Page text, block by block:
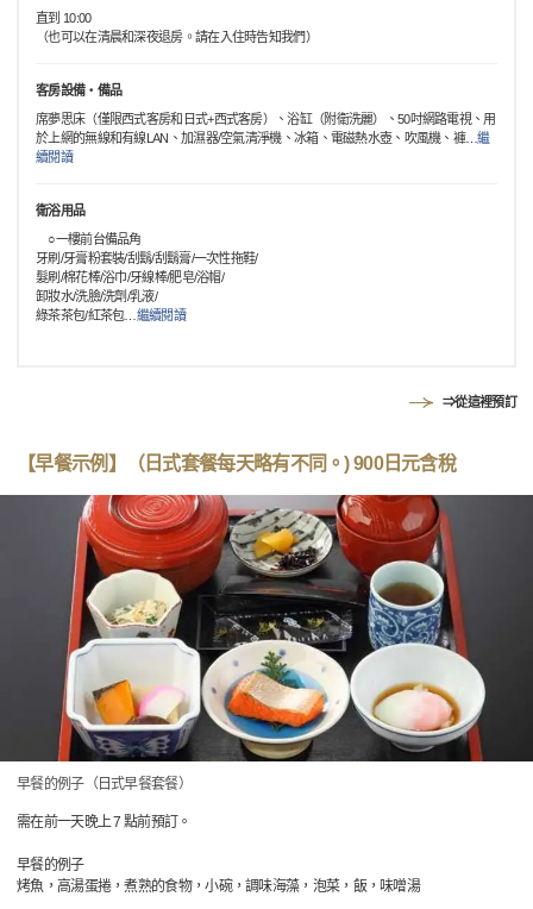
直到 10:00
（也可以在清晨和深夜退房。請在入住時告知我們）
客房設備・備品
席夢思床（僅限西式客房和日式+西式客房）、浴缸（附衛洗麗）、50吋網路電視、用
於上網的無線和有線LAN、加濕器/空氣清淨機、冰箱、電磁熱水壺、吹風機、褲…繼
續閱讀
衛浴用品
○一樓前台備品角
牙刷/牙膏粉套裝/刮鬍/刮鬍膏/一次性拖鞋/
髮刷/棉花棒/浴巾/牙線棒/肥皂/浴帽/
卸妝水/洗臉/洗劑/乳液/
綠茶茶包/紅茶包… 繼續閱讀
⇒從這裡預訂
【早餐示例】（日式套餐每天略有不同。) 900日元含稅
早餐的例子（日式早餐套餐）
需在前一天晚上 7 點前預訂。
早餐的例子
烤魚，高湯蛋捲，煮熟的食物，小碗，調味海藻，泡菜，飯，味噌湯